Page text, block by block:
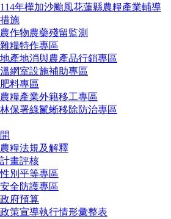
114年樺加沙颱風花蓮縣農糧產業輔導
措施
農作物農藥殘留監測
雜糧特作專區
地產地消與農產品行銷專區
溫網室設施補助專區
肥料專區
農糧產業外籍移工專區
林保署綠鬣蜥移除防治專區
農糧法規及解釋
計畫評核
性別平等專區
安全防護專區
政府預算
政策宣導執行情形彙整表